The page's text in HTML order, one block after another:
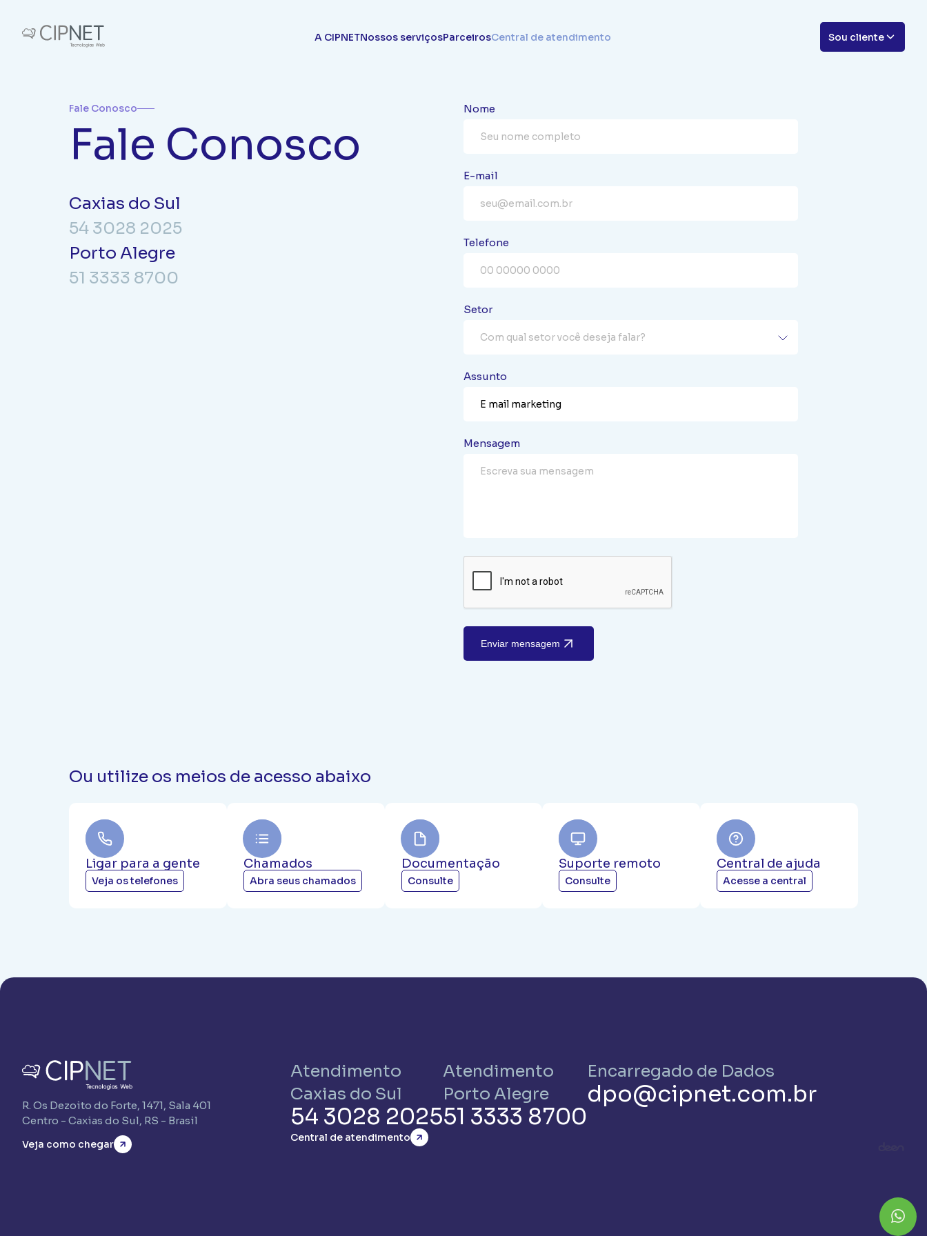
A CIPNETNossos serviçosParceirosCentral de atendimento Sou cliente
Hospedagem de sites
Registro e Administração de Domínios
Presença Digital
Soluções para e-mails Cloud Solutions
Microsoft Office365
CDN - Content Delivery Network
Segurança & Disaster Recovery
Ligar para a gente Chamados
Consulte
Fale Conosco
Fale Conosco
Caxias do Sul
54 3028 2025
Porto Alegre
51 3333 8700
Nome
E-mail
Telefone
Setor
Assunto
Mensagem
Enviar mensagem
Ou utilize os meios de acesso abaixo
Ligar para a gente
Veja os telefones
Chamados
Abra seus chamados
Documentação
Consulte
Suporte remoto
Consulte
Central de ajuda
Acesse a central
R. Os Dezoito do Forte, 1471, Sala 401
Centro - Caxias do Sul, RS - Brasil
Veja como chegar
Atendimento
Caxias do Sul
54 3028 2025
Central de atendimento
Atendimento
Porto Alegre
51 3333 8700
Encarregado de Dados
dpo@cipnet.com.br